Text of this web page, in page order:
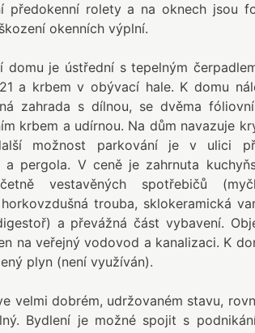
předokenní rolety a na oknech jsou
okenních výplní.
domu je ústřední s tepelným
a krbem v obývací hale. K domu
zahrada s dílnou, se dvěma
krbem a udírnou. Na dům navazuje
možnost parkování je v ulici
a pergola. V ceně je zahrnuta
vestavěných spotřebičů
trouba, sklokeramická
a převážná část vybavení.
na veřejný vodovod a kanalizaci. K
plyn (není využíván).
velmi dobrém, udržovaném stavu,
Bydlení je možné spojit s